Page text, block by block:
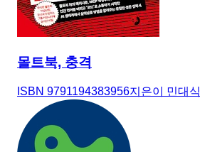
몰트북, 충격
ISBN 9791194383956지은이 민대식